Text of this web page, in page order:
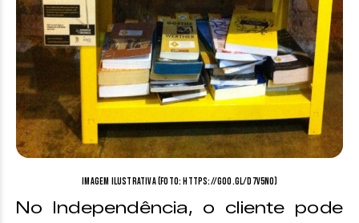
Imagem Ilustrativa (Foto: https://goo.gl/D7V5N0)
No Independência, o cliente pode